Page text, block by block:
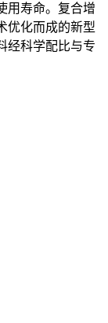
用寿命。复合增
优化而成的新型
经科学配比与专